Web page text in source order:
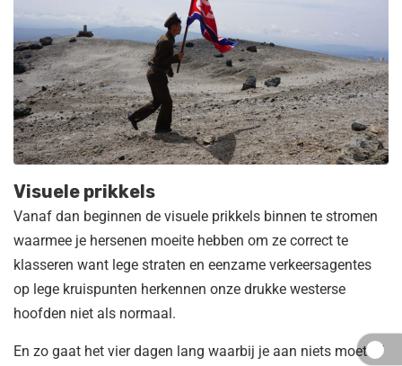
Visuele prikkels
Vanaf dan beginnen de visuele prikkels binnen te stromen
waarmee je hersenen moeite hebben om ze correct te
klasseren want lege straten en eenzame verkeersagentes
op lege kruispunten herkennen onze drukke westerse
hoofden niet als normaal.
En zo gaat het vier dagen lang waarbij je aan niets moet of